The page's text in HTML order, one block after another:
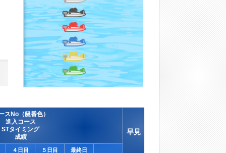
スNo（艇番色）
進入コース
STタイミング
成績
早見
４日目 ５日目 最終日